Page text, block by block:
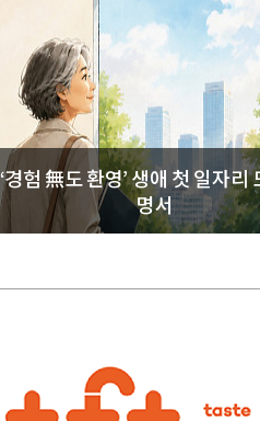
‘경험 無도 환영’ 생애 첫 일자리 도전 설
명서